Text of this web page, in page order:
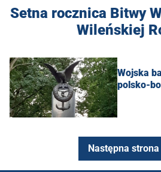
Setna rocznica Bitwy
Wileńskiej
Wojska
polsko-
Następna strona